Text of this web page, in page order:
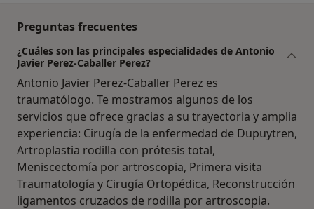
Preguntas frecuentes
¿Cuáles son las principales especialidades de Antonio
Javier Perez-Caballer Perez?
Antonio Javier Perez-Caballer Perez es
traumatólogo. Te mostramos algunos de los
servicios que ofrece gracias a su trayectoria y amplia
experiencia: Cirugía de la enfermedad de Dupuytren,
Artroplastia rodilla con prótesis total,
Meniscectomía por artroscopia, Primera visita
Traumatología y Cirugía Ortopédica, Reconstrucción
ligamentos cruzados de rodilla por artroscopia.